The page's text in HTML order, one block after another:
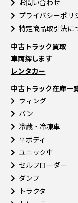
お問い合わせ
プライバシーポリ
特定商品取引法に
中古トラック買取
車両探します
レンタカー
中古トラック在庫一
ウィング
バン
冷蔵・冷凍車
平ボディ
ユニック車
セルフローダー
ダンプ
トラクタ